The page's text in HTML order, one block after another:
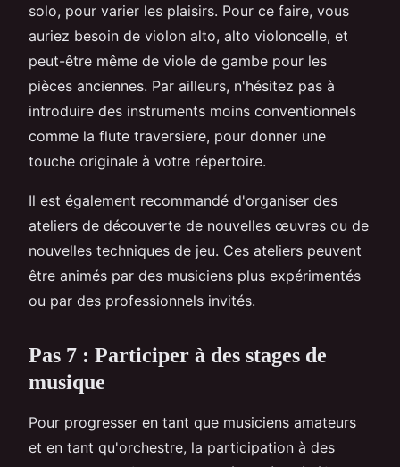
solo, pour varier les plaisirs. Pour ce faire, vous
auriez besoin de violon alto, alto violoncelle, et
peut-être même de viole de gambe pour les
pièces anciennes. Par ailleurs, n'hésitez pas à
introduire des instruments moins conventionnels
comme la flute traversiere, pour donner une
touche originale à votre répertoire.
Il est également recommandé d'organiser des
ateliers de découverte de nouvelles œuvres ou de
nouvelles techniques de jeu. Ces ateliers peuvent
être animés par des musiciens plus expérimentés
ou par des professionnels invités.
Pas 7 : Participer à des stages de
musique
Pour progresser en tant que musiciens amateurs
et en tant qu'orchestre, la participation à des